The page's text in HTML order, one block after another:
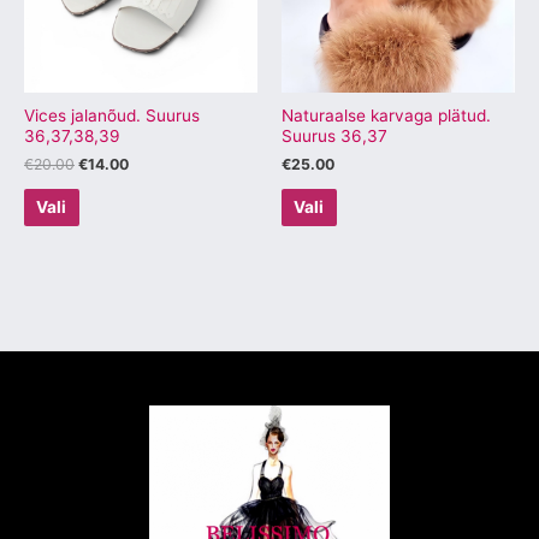
Vices jalanõud. Suurus
36,37,38,39
€20.00 €14.00
Vali
Valikuid
tootelehel.
Naturaalse karvaga plätud.
Suurus 36,37
€25.00
Vali
Valikuid
saab
teha
tootelehel.